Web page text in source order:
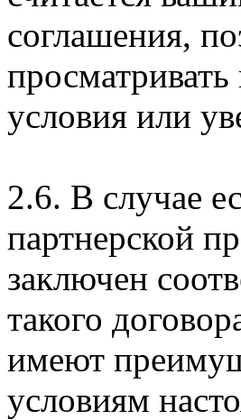
соглашения,
условия или
2.6. В случае
партнерской
заключен
такого
имеют
условиям